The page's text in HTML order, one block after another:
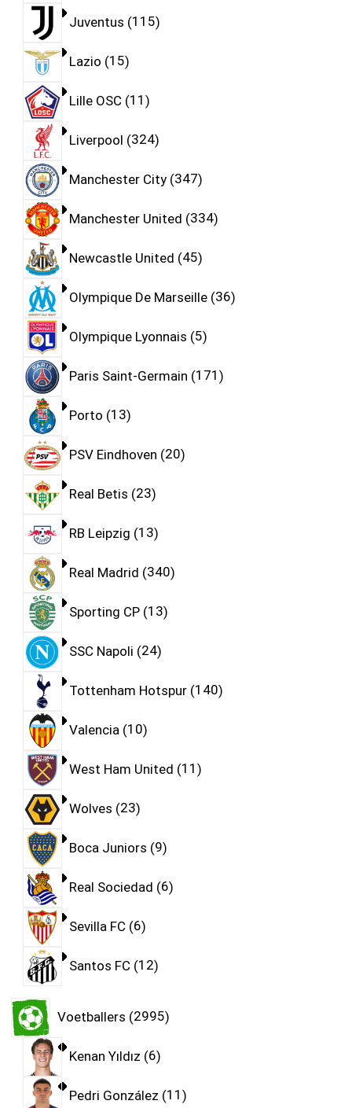
Juventus 115
Lazio 15
Lille OSC 11
Liverpool 324
Manchester City 347
Manchester United 334
Newcastle United 45
Olympique De Marseille 36
Olympique Lyonnais 5
Paris Saint-Germain 171
Porto 13
PSV Eindhoven 20
Real Betis 23
RB Leipzig 13
Real Madrid 340
Sporting CP 13
SSC Napoli 24
Tottenham Hotspur 140
Valencia 10
West Ham United 11
Wolves 23
Boca Juniors 9
Real Sociedad 6
Sevilla FC 6
Santos FC 12
Voetballers 2995
Kenan Yıldız 6
Pedri González 11